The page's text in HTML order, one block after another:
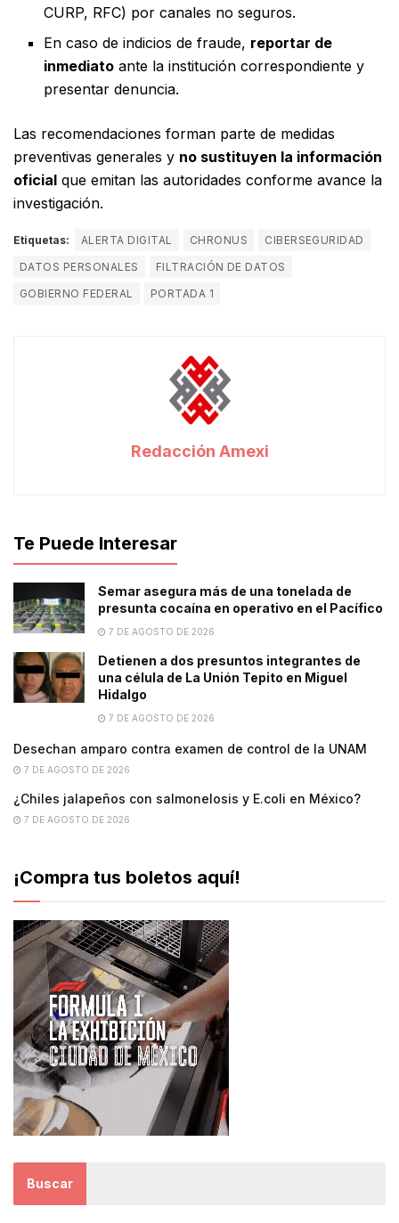
CURP, RFC) por canales no seguros.
En caso de indicios de fraude, reportar de
inmediato ante la institución correspondiente y
presentar denuncia.
Las recomendaciones forman parte de medidas
preventivas generales y no sustituyen la información
oficial que emitan las autoridades conforme avance la
investigación.
Etiquetas: ALERTA DIGITAL CHRONUS
CIBERSEGURIDAD
DATOS PERSONALES
FILTRACIÓN DE DATOS
GOBIERNO FEDERAL
PORTADA 1
Redacción Amexi
Te Puede Interesar
Semar asegura más de una tonelada de
presunta cocaína en operativo en el Pacífico
7 DE AGOSTO DE 2026
Detienen a dos presuntos integrantes de
una célula de La Unión Tepito en Miguel
Hidalgo
7 DE AGOSTO DE 2026
Desechan amparo contra examen de control de la UNAM
7 DE AGOSTO DE 2026
¿Chiles jalapeños con salmonelosis y E.coli en México?
7 DE AGOSTO DE 2026
¡Compra tus boletos aquí!
Buscar